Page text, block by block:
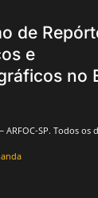
de
e
no
SP. Todos os